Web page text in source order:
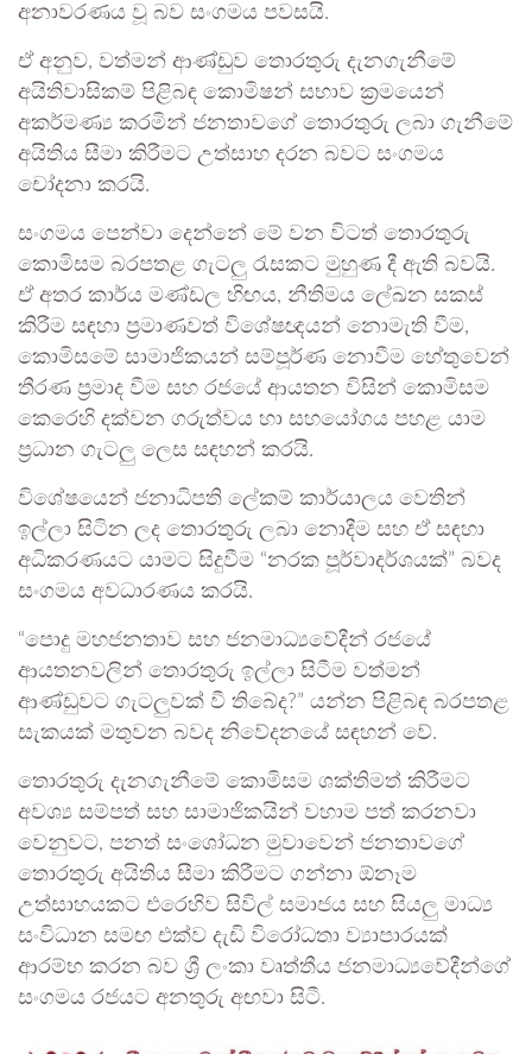
අනාවරණය වූ බව සංගමය පවසයි.
ඒ අනුව, වත්මන් ආණ්ඩුව තොරතුරු දැනගැනීමේ
අයිතිවාසිකම් පිළිබඳ කොමිෂන් සභාව ක්‍රමයෙන්
අකර්මණ්‍ය කරමින් ජනතාවගේ තොරතුරු ලබා ගැනීමේ
අයිතිය සීමා කිරීමට උත්සාහ දරන බවට සංගමය
චෝදනා කරයි.
සංගමය පෙන්වා දෙන්නේ මේ වන විටත් තොරතුරු
කොමිසම බරපතළ ගැටලු රැසකට මුහුණ දී ඇති බවයි.
ඒ අතර කාර්ය මණ්ඩල හිඟය, නීතිමය ලේඛන සකස්
කිරීම සඳහා ප්‍රමාණවත් විශේෂඥයන් නොමැති වීම,
කොමිසමේ සාමාජිකයන් සම්පූර්ණ නොවීම හේතුවෙන්
තීරණ ප්‍රමාද වීම සහ රජයේ ආයතන විසින් කොමිසම
කෙරෙහි දක්වන ගරුත්වය හා සහයෝගය පහළ යාම
ප්‍රධාන ගැටලු ලෙස සඳහන් කරයි.
විශේෂයෙන් ජනාධිපති ලේකම් කාර්යාලය වෙතින්
ඉල්ලා සිටින ලද තොරතුරු ලබා නොදීම සහ ඒ සඳහා
අධිකරණයට යාමට සිදුවීම “නරක පූර්වාදර්ශයක්” බවද
සංගමය අවධාරණය කරයි.
“පොදු මහජනතාව සහ ජනමාධ්‍යවේදීන් රජයේ
ආයතනවලින් තොරතුරු ඉල්ලා සිටීම වත්මන්
ආණ්ඩුවට ගැටලුවක් වී තිබේද?” යන්න පිළිබඳ බරපතළ
සැකයක් මතුවන බවද නිවේදනයේ සඳහන් වේ.
තොරතුරු දැනගැනීමේ කොමිසම ශක්තිමත් කිරීමට
අවශ්‍ය සම්පත් සහ සාමාජිකයින් වහාම පත් කරනවා
වෙනුවට, පනත් සංශෝධන මුවාවෙන් ජනතාවගේ
තොරතුරු අයිතිය සීමා කිරීමට ගන්නා ඕනෑම
උත්සාහයකට එරෙහිව සිවිල් සමාජය සහ සියලු මාධ්‍ය
සංවිධාන සමඟ එක්ව දැඩි විරෝධතා ව්‍යාපාරයක්
ආරම්භ කරන බව ශ්‍රී ලංකා වෘත්තීය ජනමාධ්‍යවේදීන්ගේ
සංගමය රජයට අනතුරු අඟවා සිටී.